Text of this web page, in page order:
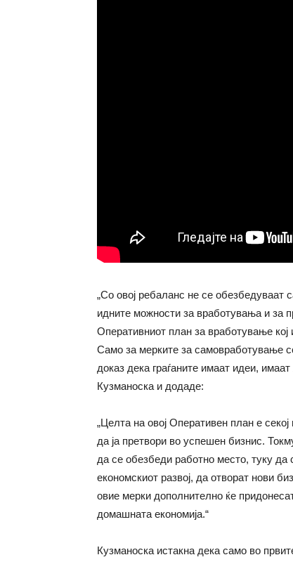
„Со овој ребаланс не се обезбедуваат
идните можности за вработувања и за
Оперативниот план за вработување кој
Само за мерките за самовработување
доказ дека граѓаните имаат идеи,
Кузманоска и додаде:
„Целта на овој Оперативен план е
да ја претвори во успешен бизнис.
да се обезбеди работно место, туку да
економскиот развој, да отворат нови
овие мерки дополнително ќе
домашната економија.“
Кузманоска истакна дека само во